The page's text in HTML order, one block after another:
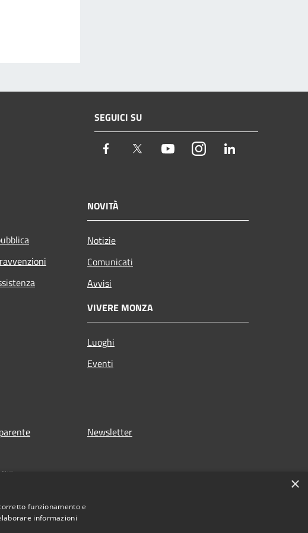
SEGUICI SU
Facebook Twitter YoutubeInstagram
NOVITÀ
Notizie
Comunicati
Avvisi
VIVERE MONZA
Luoghi
Eventi
Newsletter
×
funzionamento e
informazioni